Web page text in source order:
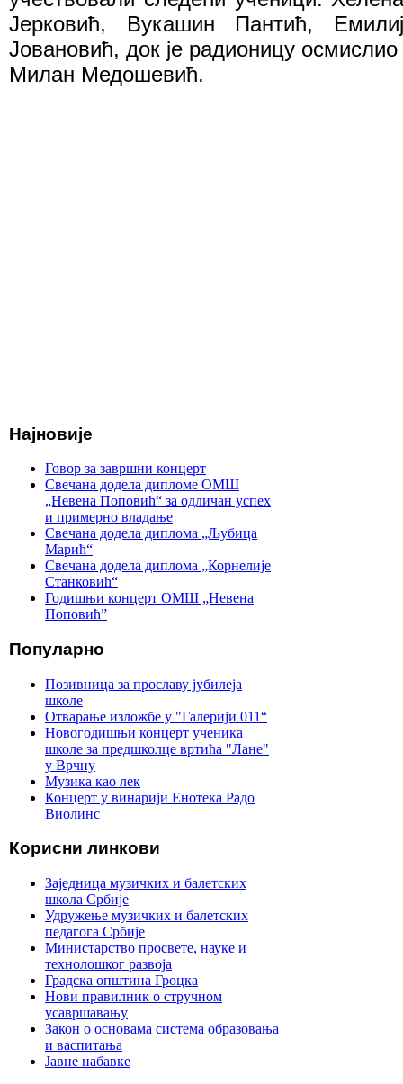
Јерковић, Вукашин Пантић,
Јовановић, док је радионицу
Милан Медошевић.
Најновије
Говор за завршни концерт
Свечана додела дипломе ОМШ
„Невена Поповић“ за одличан успех
и примерно владање
Свечана додела диплома „Љубица
Марић“
Свечана додела диплома „Корнелије
Станковић“
Годишњи концерт ОМШ „Невена
Поповић”
Популарно
Позивница за прославу јубилеја
школе
Отварање изложбе у "Галерији 011“
Новогодишњи концерт ученика
школе за предшколце вртића "Лане"
у Врчну
Музика као лек
Концерт у винарији Енотека Радо
Виолинс
Корисни линкови
Заједница музичких и балетских
школа Србије
Удружење музичких и балетских
педагога Србије
Министарство просвете, науке и
технолошког развоја
Градска општина Гроцка
Нови правилник о стручном
усавршавању
Закон о основама система образовања
и васпитања
Јавне набавке